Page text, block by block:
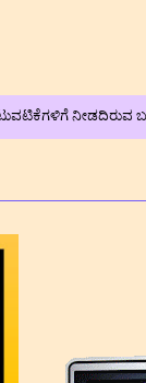
ನೀಡದಿರುವ